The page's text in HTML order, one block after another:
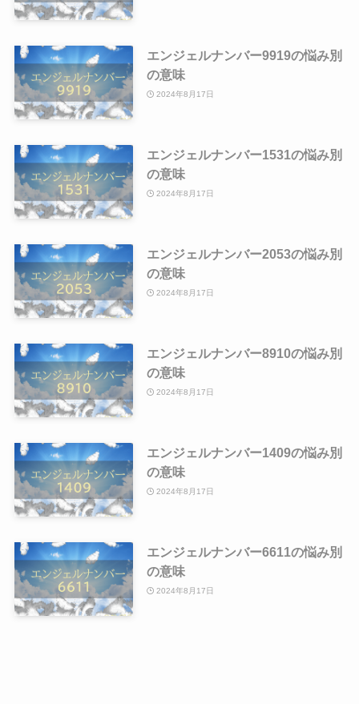
エンジェルナンバー9919の悩み別
の意味
2024年8月17日
エンジェルナンバー1531の悩み別
の意味
2024年8月17日
エンジェルナンバー2053の悩み別
の意味
2024年8月17日
エンジェルナンバー8910の悩み別
の意味
2024年8月17日
エンジェルナンバー1409の悩み別
の意味
2024年8月17日
エンジェルナンバー6611の悩み別
の意味
2024年8月17日